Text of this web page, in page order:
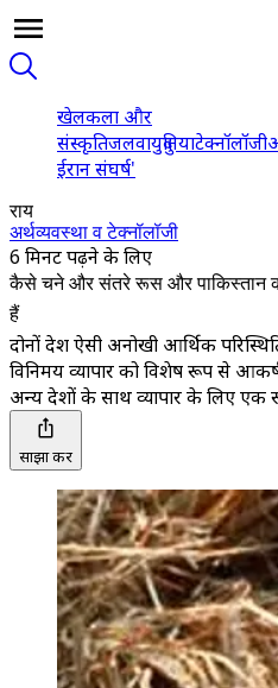
खेलकला और
संस्कृतिजलवायुदुनियाटेक्नॉलॉजी
ईरान संघर्ष'
राय
अर्थव्यवस्था व टेक्नॉलॉजी
6 मिनट पढ़ने के लिए
कैसे चने और संतरे रूस और पाकिस्तान
हैं
दोनों देश ऐसी अनोखी आर्थिक
विनिमय व्यापार को विशेष रूप से
अन्य देशों के साथ व्यापार के लिए एक
साझा करें